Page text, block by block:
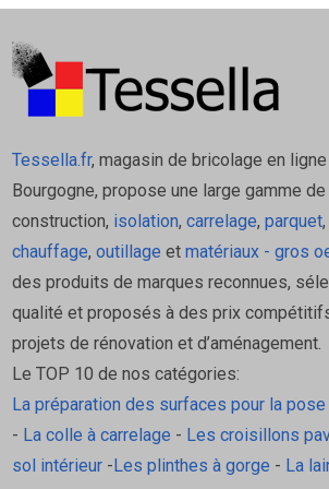
décoratif ; il permet un
l'eau, empêchant la stagnation
Matériau Inaltérable :
Inoxydable V2A brossé (ou
thermolaqué), elle est
l'eau, à la corrosion, et aux
de bain.
Esthétique : La finition Inox
très tendance et se marie
les robinetteries et profilés de
modernes.
Utilisation et Mise en
Tessella.fr, magasin de bricolage en
Bourgogne, propose une large gamme
construction, isolation, carrelage, parquet,
chauffage, outillage et matériaux - gros
des produits de marques reconnues,
qualité et proposés à des prix
projets de rénovation et d’aménagement.
Le TOP 10 de nos catégories:
La préparation des surfaces pour la
- La colle à carrelage - Les croisillons
sol intérieur-Les plinthes à gorge - La